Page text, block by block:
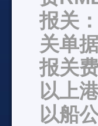
报关
关单
报关
以上
以船